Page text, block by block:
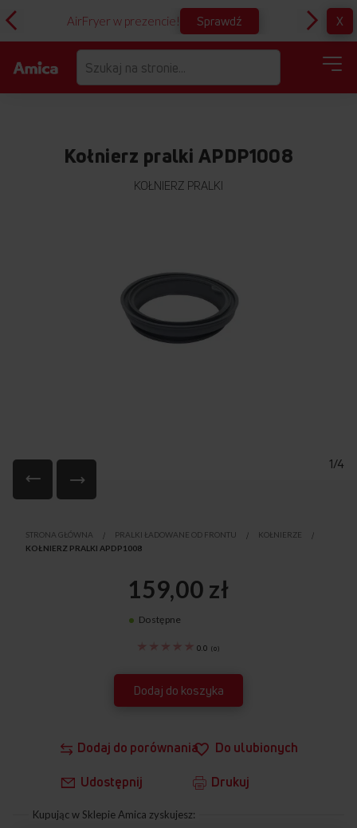
AirFryer w prezencie! Sprawdź X
Kołnierz pralki APDP1008
KOŁNIERZ PRALKI
1/4
początek
STRONA GŁÓWNA PRALKI ŁADOWANE OD FRONTU
KOŁNIERZE
KOŁNIERZ PRALKI APDP1008
Dodaj do porównania Do ulubionych
Udostępnij Drukuj
0.0 (0)
159,00 zł
Dostępne
Dodaj do koszyka
Kupując w Sklepie Amica zyskujesz: